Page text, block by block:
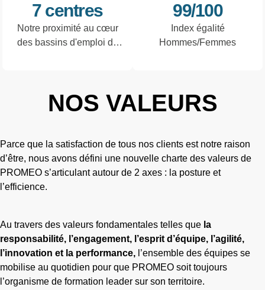
7 centres
Notre proximité au cœur
des bassins d'emploi de
99/100
Index égalité
Hommes/Femmes
NOS VALEURS
Parce que la satisfaction de tous nos clients est notre raison
d’être, nous avons défini une nouvelle charte des valeurs de
PROMEO s’articulant autour de 2 axes : la posture et
l’efficience.
Au travers des valeurs fondamentales telles que la
responsabilité, l’engagement, l’esprit d’équipe, l’agilité,
l’innovation et la performance, l’ensemble des équipes se
mobilise au quotidien pour que PROMEO soit toujours
l’organisme de formation leader sur son territoire.